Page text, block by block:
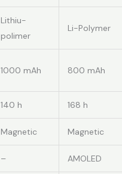
Lithiu-
polimer
Li-Polymer
1000 mAh 800 mAh
140 h 168 h
Magnetic Magnetic
– AMOLED